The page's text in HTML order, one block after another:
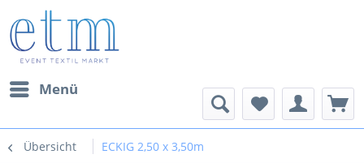
Menü
Übersicht ECKIG 2,50 x 3,50m